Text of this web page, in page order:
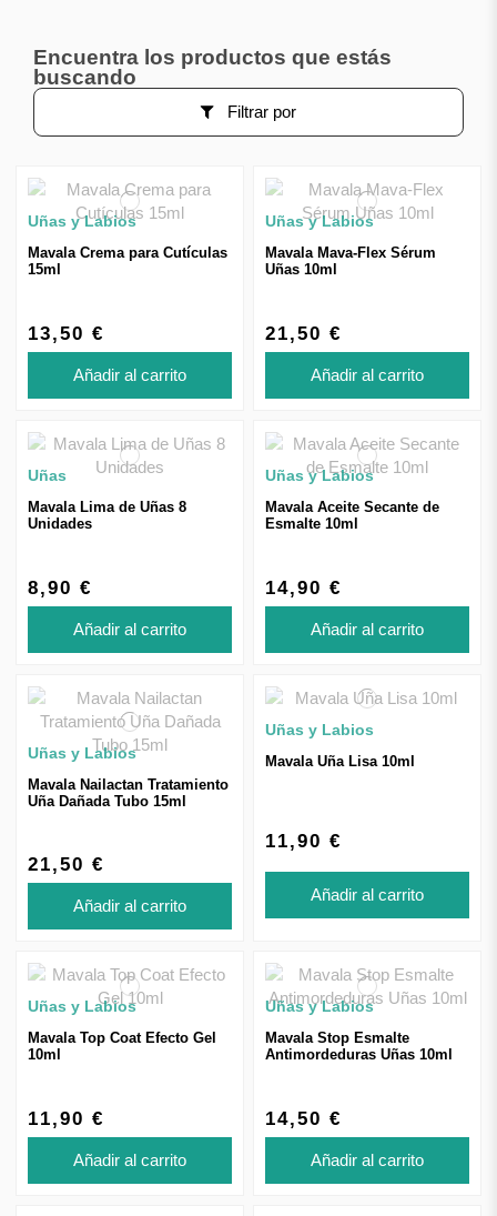
Encuentra los productos que estás
buscando
Filtrar por
Uñas y Labios
Mavala Crema para Cutículas
15ml
13,50 €
Añadir al carrito
Uñas y Labios
Mavala Mava-Flex Sérum
Uñas 10ml
21,50 €
Añadir al carrito
Uñas
Mavala Lima de Uñas 8
Unidades
8,90 €
Añadir al carrito
Uñas y Labios
Mavala Aceite Secante de
Esmalte 10ml
14,90 €
Añadir al carrito
Uñas y Labios
Mavala Nailactan Tratamiento
Uña Dañada Tubo 15ml
21,50 €
Añadir al carrito
Uñas y Labios
Mavala Uña Lisa 10ml
11,90 €
Añadir al carrito
Uñas y Labios
Mavala Top Coat Efecto Gel
10ml
11,90 €
Añadir al carrito
Uñas y Labios
Mavala Stop Esmalte
Antimordeduras Uñas 10ml
14,50 €
Añadir al carrito